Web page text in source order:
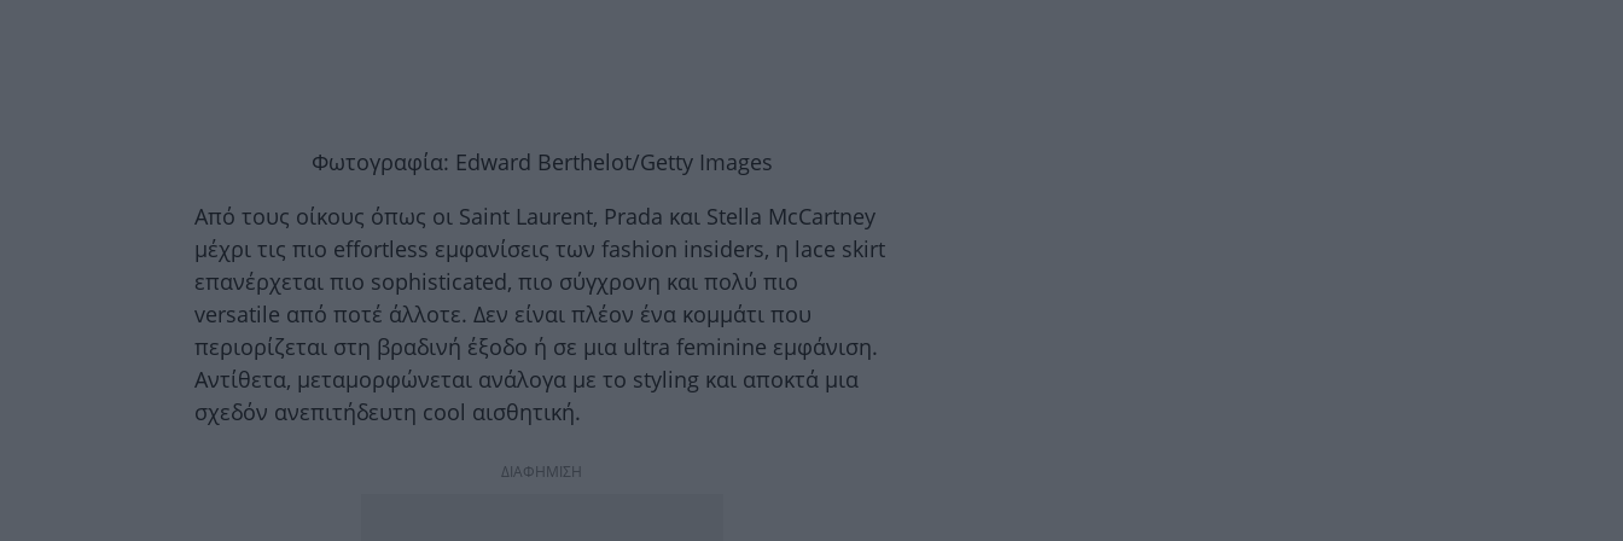
Φωτογραφία: Edward Berthelot/Getty Images
Από τους οίκους όπως οι Saint Laurent, Prada και Stella McCartney
μέχρι τις πιο effortless εμφανίσεις των fashion insiders, η lace skirt
επανέρχεται πιο sophisticated, πιο σύγχρονη και πολύ πιο
versatile από ποτέ άλλοτε. Δεν είναι πλέον ένα κομμάτι που
περιορίζεται στη βραδινή έξοδο ή σε μια ultra feminine εμφάνιση.
Αντίθετα, μεταμορφώνεται ανάλογα με το styling και αποκτά μια
σχεδόν ανεπιτήδευτη cool αισθητική.
ΔΙΑΦΗΜΙΣΗ